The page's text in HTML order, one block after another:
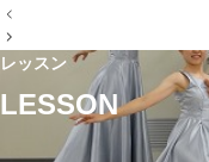
投
稿
ナ
ビ
ー
レッスン
LESSON